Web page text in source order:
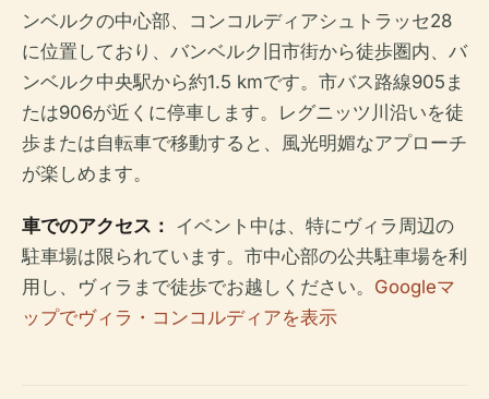
ンベルクの中心部、コンコルディアシュトラッセ28
に位置しており、バンベルク旧市街から徒歩圏内、バ
ンベルク中央駅から約1.5 kmです。市バス路線905ま
たは906が近くに停車します。レグニッツ川沿いを徒
歩または自転車で移動すると、風光明媚なアプローチ
が楽しめます。
車でのアクセス： イベント中は、特にヴィラ周辺の
駐車場は限られています。市中心部の公共駐車場を利
用し、ヴィラまで徒歩でお越しください。 Googleマ
ップでヴィラ・コンコルディアを表示